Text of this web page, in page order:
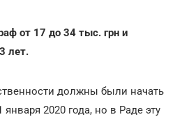
от 17 до 34 тыс. грн и
лет.
должны были начать
2020 года, но в Раде эту